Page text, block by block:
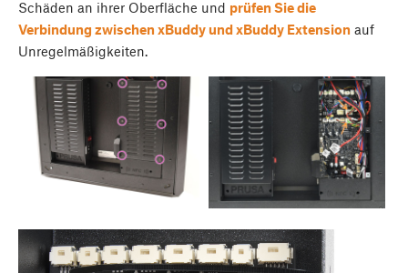
Schäden an ihrer Oberfläche und prüfen Sie die
Verbindung zwischen xBuddy und xBuddy Extension auf
Unregelmäßigkeiten.